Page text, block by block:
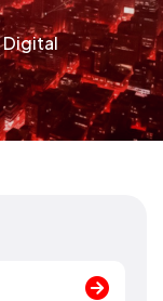
Digital